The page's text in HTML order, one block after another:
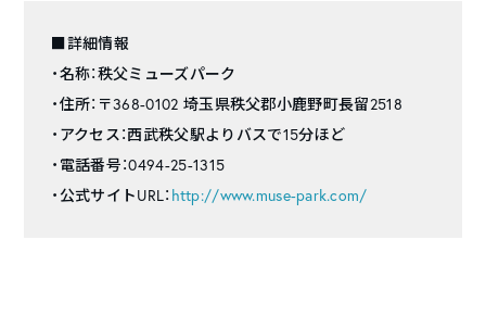
■詳細情報
・名称：秩父ミューズパーク
・住所：〒368-0102 埼玉県秩父郡小鹿野町長留2518
・アクセス：西武秩父駅よりバスで15分ほど
・電話番号：0494-25-1315
・公式サイトURL： http://www.muse-park.com/